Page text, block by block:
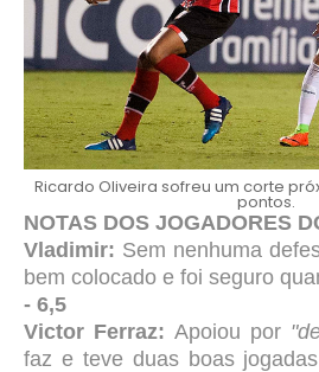
Ricardo Oliveira sofreu um corte
pontos.
NOTAS DOS JOGADORES
Vladimir: Sem nenhuma
bem colocado e foi seguro
- 6,5
Victor Ferraz: Apoiou por
faz e teve duas boas